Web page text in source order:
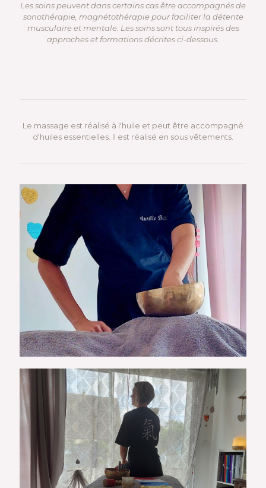
Les soins peuvent dans certains cas être accompagnés de
sonothérapie, magnétothérapie pour faciliter la détente
musculaire et mentale. Les soins sont tous inspirés des
approches et formations décrites ci-dessous.
Le massage est réalisé à l'huile et peut être accompagné
d'huiles essentielles. Il est réalisé en sous vêtements.